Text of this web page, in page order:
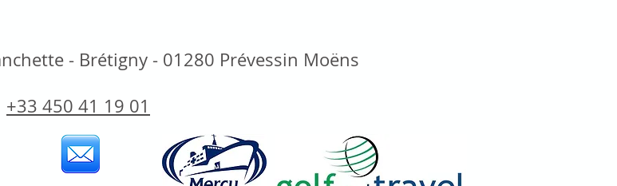
- Brétigny - 01280 Prévessin Moëns
+33 450 41 19 01